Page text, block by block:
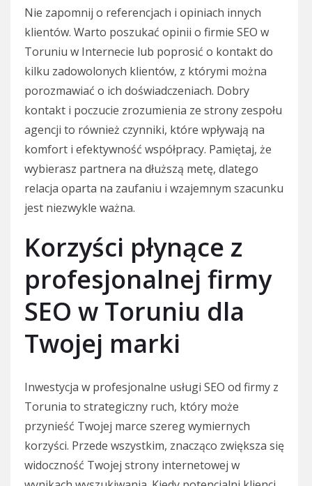
Nie zapomnij o referencjach i opiniach innych
klientów. Warto poszukać opinii o firmie SEO w
Toruniu w Internecie lub poprosić o kontakt do
kilku zadowolonych klientów, z którymi można
porozmawiać o ich doświadczeniach. Dobry
kontakt i poczucie zrozumienia ze strony zespołu
agencji to również czynniki, które wpływają na
komfort i efektywność współpracy. Pamiętaj, że
wybierasz partnera na dłuższą metę, dlatego
relacja oparta na zaufaniu i wzajemnym szacunku
jest niezwykle ważna.
Korzyści płynące z
profesjonalnej firmy
SEO w Toruniu dla
Twojej marki
Inwestycja w profesjonalne usługi SEO od firmy z
Torunia to strategiczny ruch, który może
przynieść Twojej marce szereg wymiernych
korzyści. Przede wszystkim, znacząco zwiększa się
widoczność Twojej strony internetowej w